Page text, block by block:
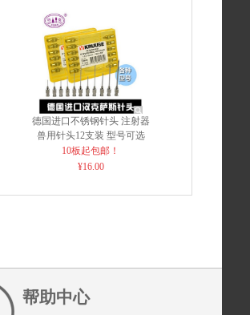
德国进口不锈钢针头 注射器
兽用针头12支装 型号可选
10板起包邮！
¥16.00
帮助中心